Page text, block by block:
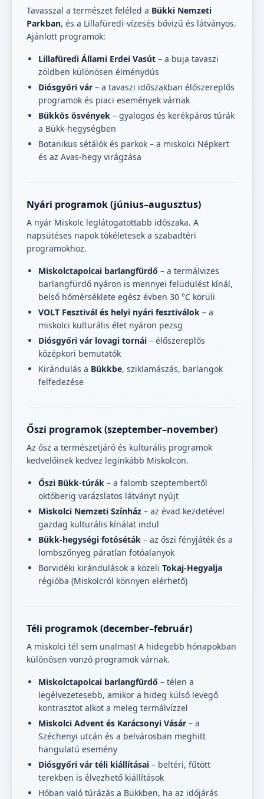
Tavasszal a természet feléled a Bükki Nemzeti
Parkban, és a Lillafüredi-vízesés bővizű és látványos.
Ajánlott programok:
Lillafüredi Állami Erdei Vasút – a buja tavaszi
zöldben különösen élménydús
Diósgyőri vár – a tavaszi időszakban élőszereplős
programok és piaci események várnak
Bükkös ösvények – gyalogos és kerékpáros túrák
a Bükk-hegységben
Botanikus sétálók és parkok – a miskolci Népkert
és az Avas-hegy virágzása
Nyári programok (június–augusztus)
A nyár Miskolc leglátogatottabb időszaka. A
napsütéses napok tökéletesek a szabadtéri
programokhoz.
Miskolctapolcai barlangfürdő – a termálvizes
barlangfürdő nyáron is mennyei felüdülést kínál,
belső hőmérséklete egész évben 30 °C körüli
VOLT Fesztivál és helyi nyári fesztiválok – a
miskolci kulturális élet nyáron pezsg
Diósgyőri vár lovagi tornái – élőszereplős
középkori bemutatók
Kirándulás a Bükkbe, sziklamászás, barlangok
felfedezése
Őszi programok (szeptember–november)
Az ősz a természetjáró és kulturális programok
kedvelőinek kedvez leginkább Miskolcon.
Őszi Bükk-túrák – a falomb szeptembertől
októberig varázslatos látványt nyújt
Miskolci Nemzeti Színház – az évad kezdetével
gazdag kulturális kínálat indul
Bükk-hegységi fotóséták – az őszi fényjáték és a
lombszőnyeg páratlan fotóalanyok
Borvidéki kirándulások a közeli Tokaj-Hegyalja
régióba (Miskolcról könnyen elérhető)
Téli programok (december–február)
A miskolci tél sem unalmas! A hidegebb hónapokban
különösen vonzó programok várnak.
Miskolctapolcai barlangfürdő – télen a
legélvezetesebb, amikor a hideg külső levegő
kontrasztot alkot a meleg termálvízzel
Miskolci Advent és Karácsonyi Vásár – a
Széchenyi utcán és a belvárosban meghitt
hangulatú esemény
Diósgyőri vár téli kiállításai – beltéri, fűtött
terekben is élvezhető kiállítások
Hóban való túrázás a Bükkben, ha az időjárás